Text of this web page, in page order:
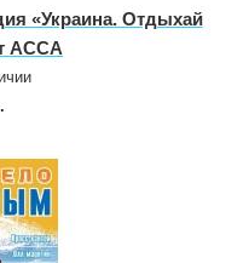
«Украина. Отдыхай
АССА